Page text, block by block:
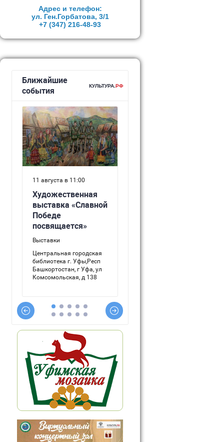
Адрес и телефон:
ул. Ген.Горбатова, 3/1
+7 (347) 216-48-93